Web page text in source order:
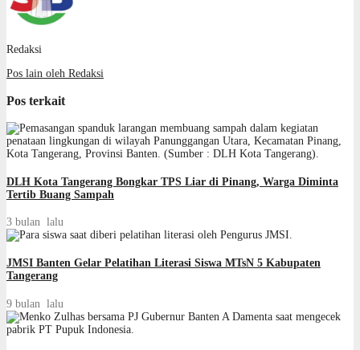
Redaksi
Pos lain oleh Redaksi
Pos terkait
DLH Kota Tangerang Bongkar TPS Liar di Pinang, Warga Diminta
Tertib Buang Sampah
3 bulan lalu
JMSI Banten Gelar Pelatihan Literasi Siswa MTsN 5 Kabupaten
Tangerang
9 bulan lalu